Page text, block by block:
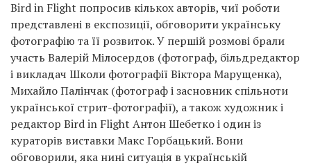
Bird in Flight попросив кількох авторів, чиї роботи
представлені в експозиції, обговорити українську
фотографію та її розвиток. У першій розмові брали
участь Валерій Мілосердов (фотограф, більдредактор
і викладач Школи фотографії Віктора Марущенка),
Михайло Палінчак (фотограф і засновник спільноти
української стрит-фотографії), а також художник і
редактор Bird in Flight Антон Шебетко і один із
кураторів виставки Макс Горбацький. Вони
обговорили, яка нині ситуація в українській